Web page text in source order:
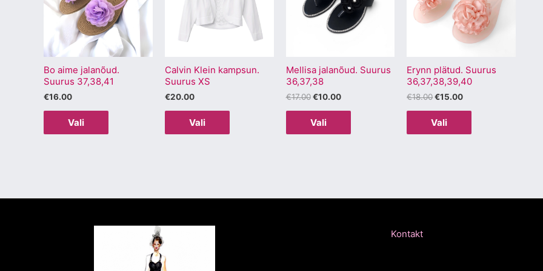
Bo aime jalanõud.
Suurus 37,38,41
€16.00
Vali
mitu
varianti.
Valikuid
saab
teha
tootelehel.
Calvin Klein kampsun.
Suurus XS
€20.00
Vali
mitu
varianti.
Valikuid
teha
Mellisa jalanõud. Suurus
36,37,38
€17.00 €10.00
Vali
mitu
varianti.
teha
Erynn plätud. Suurus
36,37,38,39,40
€18.00 €15.00
Vali
mitu
varianti.
Valikuid
teha
tootelehel.
Kontakt